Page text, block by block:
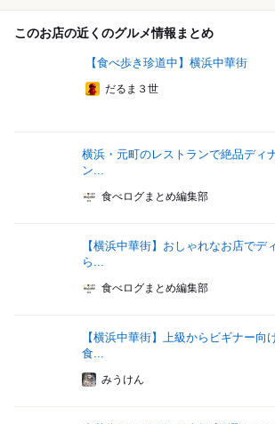
このお店の近くのグルメ情報まとめ
【食べ歩き珍道中】横浜中華街
だるま３世
横浜・元町のレストランで絶品ディ
ン...
食べログまとめ編集部
【横浜中華街】おしゃれなお店でデ
ら...
食べログまとめ編集部
【横浜中華街】上級からビギナー向
食...
みうけん